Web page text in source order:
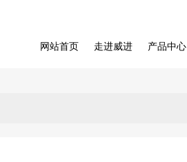
网站首页 走进威进 产品中心